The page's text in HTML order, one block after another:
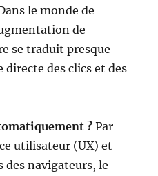
le monde de
de
se traduit presque
directe des clics et des
? Par
utilisateur (UX) et
des navigateurs, le